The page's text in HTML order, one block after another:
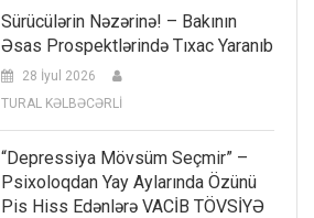
Sürücülərin Nəzərinə! – Bakının
Əsas Prospektlərində Tıxac Yaranıb
28 İyul 2026
TURAL KƏLBƏCƏRLİ
“Depressiya Mövsüm Seçmir” –
Psixoloqdan Yay Aylarında Özünü
Pis Hiss Edənlərə VACİB TÖVSİYƏ